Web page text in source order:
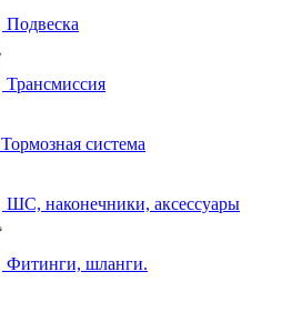
Подвеска
Трансмиссия
Тормозная система
ШС, наконечники, аксессуары
Фитинги, шланги.